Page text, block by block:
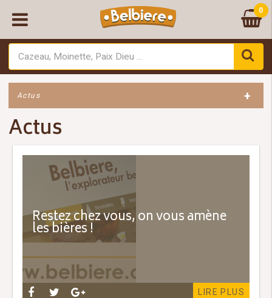
0
Actus +
Actus
Restez chez vous, on vous amène
les bières !
LIRE PLUS